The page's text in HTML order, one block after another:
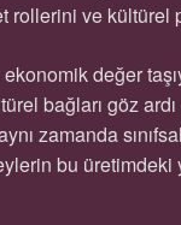
ve kültürel
değer
bağları göz
zamanda
bu